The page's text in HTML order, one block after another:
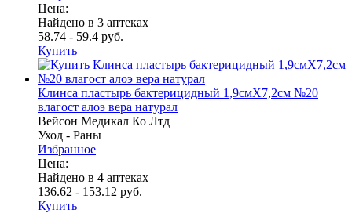
Цена:
Найдено в 3 аптеках
58.74 - 59.4 руб.
Купить
Клинса пластырь бактерицидный 1,9смX7,2см №20
влагост алоэ вера натурал
Вейсон Медикал Ко Лтд
Уход - Раны
Избранное
Цена:
Найдено в 4 аптеках
136.62 - 153.12 руб.
Купить